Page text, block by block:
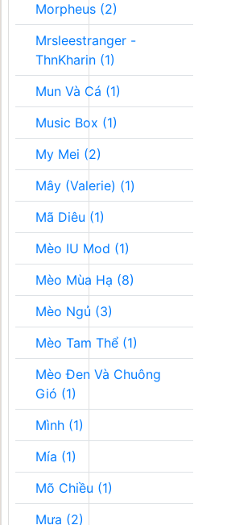
Morpheus (2)
Mrsleestranger -
ThnKharin (1)
Mun Và Cá (1)
Music Box (1)
My Mei (2)
Mây (Valerie) (1)
Mã Diêu (1)
Mèo IU Mod (1)
Mèo Mùa Hạ (8)
Mèo Ngủ (3)
Mèo Tam Thể (1)
Mèo Đen Và Chuông
Gió (1)
Mình (1)
Mía (1)
Mõ Chiều (1)
Mưa (2)